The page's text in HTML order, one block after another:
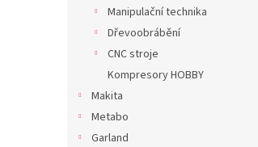
Manipulační technika
Dřevoobrábění
CNC stroje
Kompresory HOBBY
Makita
Metabo
Garland